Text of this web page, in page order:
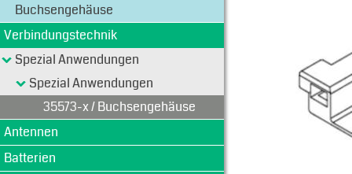
Buchsengehäuse
Verbindungstechnik
Spezial Anwendungen
Spezial Anwendungen
35573-x / Buchsengehäuse
Antennen
Batterien